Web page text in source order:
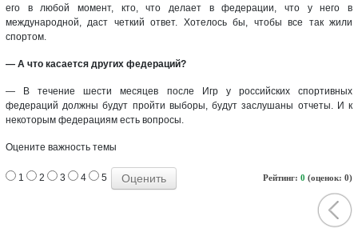
его в любой момент, кто, что делает в федерации, что у него в
международной, даст четкий ответ. Хотелось бы, чтобы все так жили
спортом.
— А что касается других федераций?
— В течение шести месяцев после Игр у российских спортивных
федераций должны будут пройти выборы, будут заслушаны отчеты. И к
некоторым федерациям есть вопросы.
Оцените важность темы
Рейтинг: 0 (оценок: 0)
1 2 3 4 5